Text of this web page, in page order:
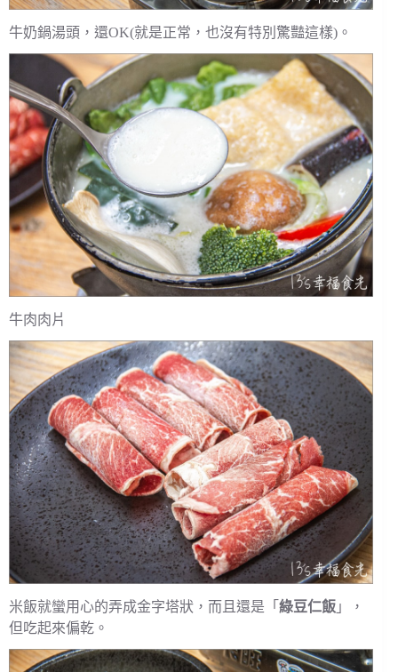
牛奶鍋湯頭，還OK(就是正常，也沒有特別驚豔這樣)。
牛肉肉片
米飯就蠻用心的弄成金字塔狀，而且還是「 綠豆仁飯 」，
但吃起來偏乾。